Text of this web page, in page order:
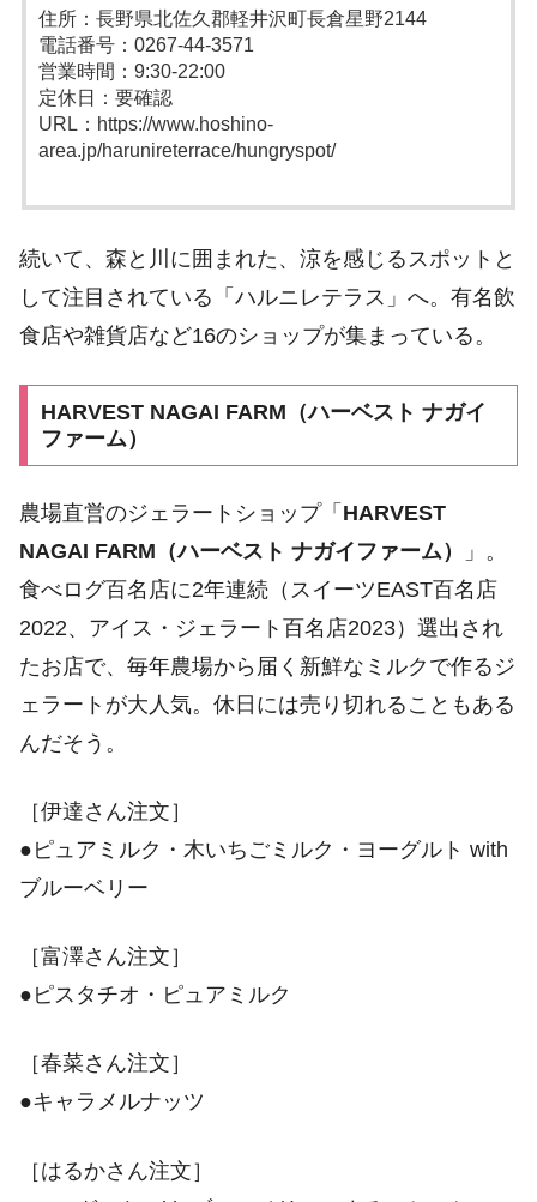
住所：長野県北佐久郡軽井沢町長倉星野2144
電話番号：0267-44-3571
営業時間：9:30-22:00
定休日：要確認
URL：https://www.hoshino-
area.jp/harunireterrace/hungryspot/
続いて、森と川に囲まれた、涼を感じるスポットと
して注目されている「ハルニレテラス」へ。有名飲
食店や雑貨店など16のショップが集まっている。
HARVEST NAGAI FARM（ハーベスト ナガイ
ファーム）
農場直営のジェラートショップ「 HARVEST
NAGAI FARM（ハーベスト ナガイファーム）
」。
食べログ百名店に2年連続（スイーツEAST百名店
2022、アイス・ジェラート百名店2023）選出され
たお店で、毎年農場から届く新鮮なミルクで作るジ
ェラートが大人気。休日には売り切れることもある
んだそう。
［伊達さん注文］
●ピュアミルク・木いちごミルク・ヨーグルト with
ブルーベリー
［富澤さん注文］
●ピスタチオ・ピュアミルク
［春菜さん注文］
●キャラメルナッツ
［はるかさん注文］